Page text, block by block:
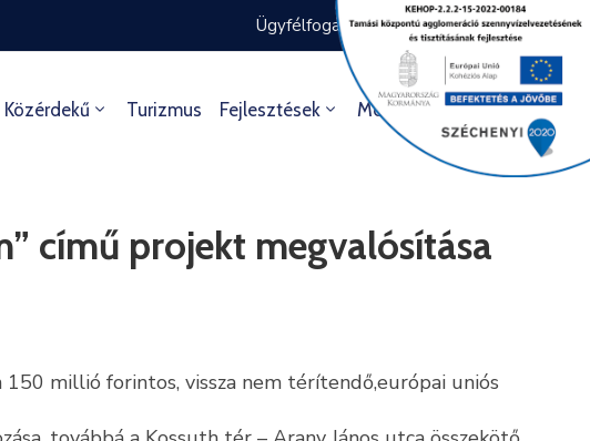
Ügyfélfogadás rendje Ügyintézés
Közérdekű Turizmus Fejlesztések Média Kultúra
című projekt megvalósítása
millió forintos, vissza nem térítendő,európai uniós